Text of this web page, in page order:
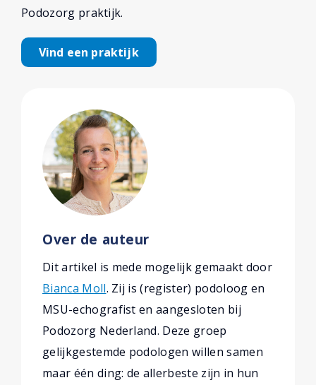
Podozorg praktijk.
Vind een praktijk
Over de auteur
Dit artikel is mede mogelijk gemaakt door
Bianca Moll. Zij is (register) podoloog en
MSU-echografist en aangesloten bij
Podozorg Nederland. Deze groep
gelijkgestemde podologen willen samen
maar één ding: de allerbeste zijn in hun